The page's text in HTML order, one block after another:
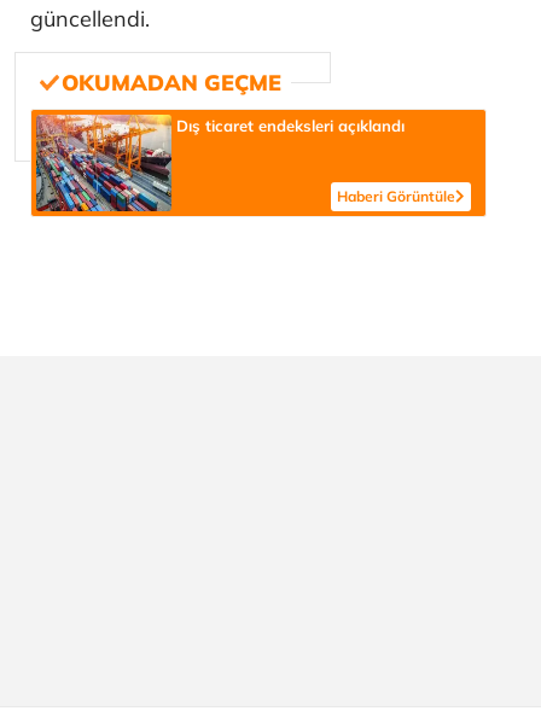
güncellendi.
Dış ticaret endeksleri açıklandı
Haberi Görüntüle